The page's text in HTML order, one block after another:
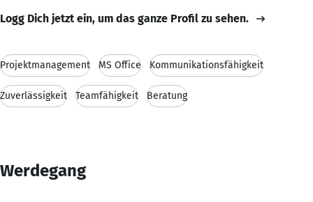
Logg Dich jetzt ein, um das ganze Profil zu sehen.
Projektmanagement MS Office Kommunikationsfähigkeit
Zuverlässigkeit Teamfähigkeit Beratung
Werdegang